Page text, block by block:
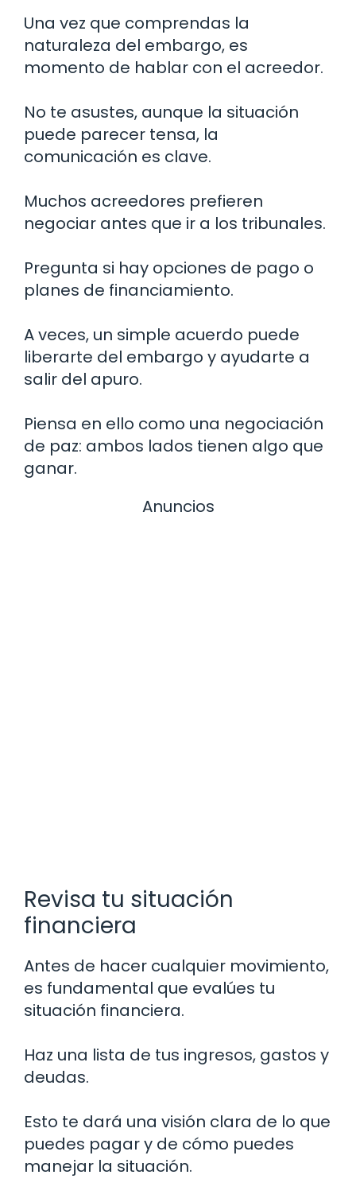
Una vez que comprendas la
naturaleza del embargo, es
momento de hablar con el acreedor.
No te asustes, aunque la situación
puede parecer tensa, la
comunicación es clave.
Muchos acreedores prefieren
negociar antes que ir a los tribunales.
Pregunta si hay opciones de pago o
planes de financiamiento.
A veces, un simple acuerdo puede
liberarte del embargo y ayudarte a
salir del apuro.
Piensa en ello como una negociación
de paz: ambos lados tienen algo que
ganar.
Anuncios
Revisa tu situación
financiera
Antes de hacer cualquier movimiento,
es fundamental que evalúes tu
situación financiera.
Haz una lista de tus ingresos, gastos y
deudas.
Esto te dará una visión clara de lo que
puedes pagar y de cómo puedes
manejar la situación.